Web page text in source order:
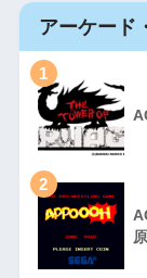
アーケード
1
2